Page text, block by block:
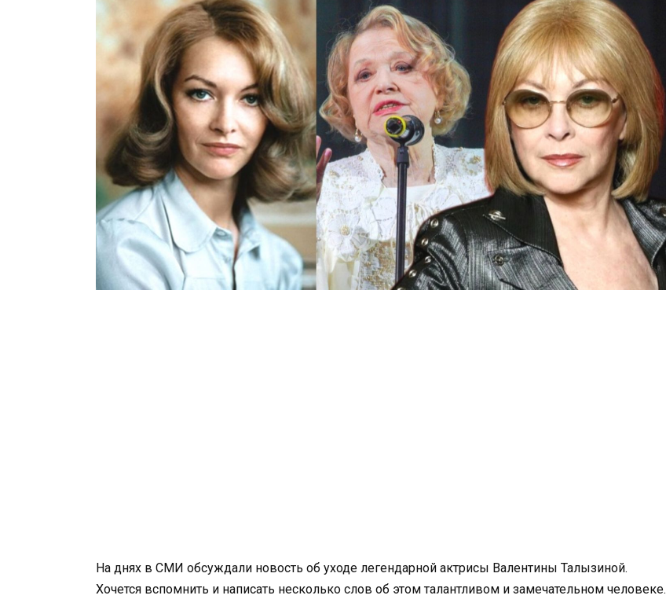
На днях в СМИ обсуждали новость об уходе легендарной актрисы Валентины Талызиной.
Хочется вспомнить и написать несколько слов об этом талантливом и замечательном человеке.